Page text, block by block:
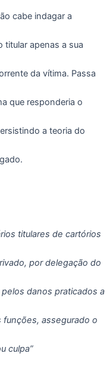
cabe indagar a
titular apenas a sua
da vítima. Passa
que responderia o
a teoria do
titulares de cartórios
por delegação do
danos praticados a
assegurado o
culpa”